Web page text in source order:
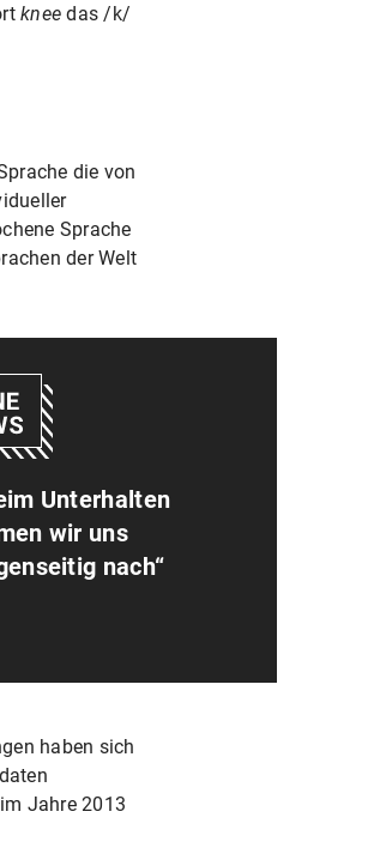
kneedas /k/
die von
Sprache
der Welt
Unterhalten
wir uns
nach“
haben sich
Jahre 2013